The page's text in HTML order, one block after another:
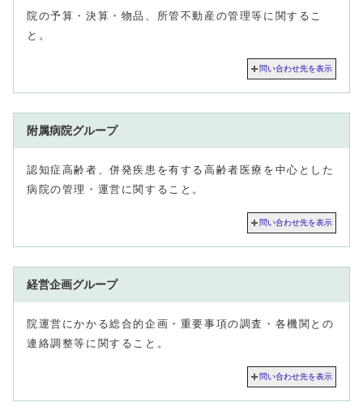
院の予算・決算・物品、所管不動産の管理等に関するこ
と。
問い合わせ先を表示
附属病院グループ
認知症高齢者、併発疾患を有する高齢者医療を中心とした
病院の管理・運営に関すること。
問い合わせ先を表示
経営企画グループ
院運営にかかる総合的企画・重要事項の調査・各機関との
連絡調整等に関すること。
問い合わせ先を表示